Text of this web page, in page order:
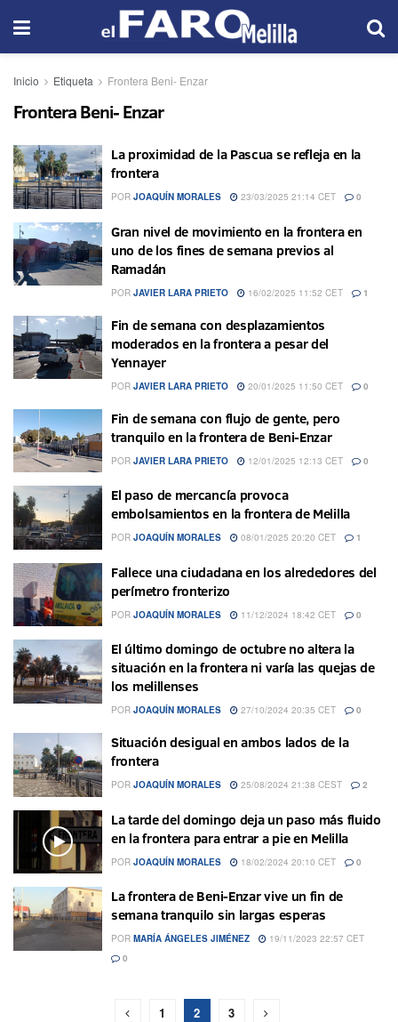
Inicio Etiqueta Frontera Beni- Enzar
Frontera Beni- Enzar
La proximidad de la Pascua se refleja en la
frontera
POR JOAQUÍN MORALES 23/03/2025 21:14 CET 0
Gran nivel de movimiento en la frontera en
uno de los fines de semana previos al
Ramadán
POR JAVIER LARA PRIETO 16/02/2025 11:52 CET 1
Fin de semana con desplazamientos
moderados en la frontera a pesar del
Yennayer
POR JAVIER LARA PRIETO 20/01/2025 11:50 CET 0
Fin de semana con flujo de gente, pero
tranquilo en la frontera de Beni-Enzar
POR JAVIER LARA PRIETO 12/01/2025 12:13 CET 0
El paso de mercancía provoca
embolsamientos en la frontera de Melilla
POR JOAQUÍN MORALES 08/01/2025 20:20 CET 1
Fallece una ciudadana en los alrededores del
perímetro fronterizo
POR JOAQUÍN MORALES 11/12/2024 18:42 CET 0
El último domingo de octubre no altera la
situación en la frontera ni varía las quejas de
los melillenses
POR JOAQUÍN MORALES 27/10/2024 20:35 CET 0
Situación desigual en ambos lados de la
frontera
POR JOAQUÍN MORALES 25/08/2024 21:38 CEST 2
La tarde del domingo deja un paso más fluido
en la frontera para entrar a pie en Melilla
POR JOAQUÍN MORALES 18/02/2024 20:10 CET 0
La frontera de Beni-Enzar vive un fin de
semana tranquilo sin largas esperas
POR MARÍA ÁNGELES JIMÉNEZ
19/11/2023 22:57 CET
0
1 2 3